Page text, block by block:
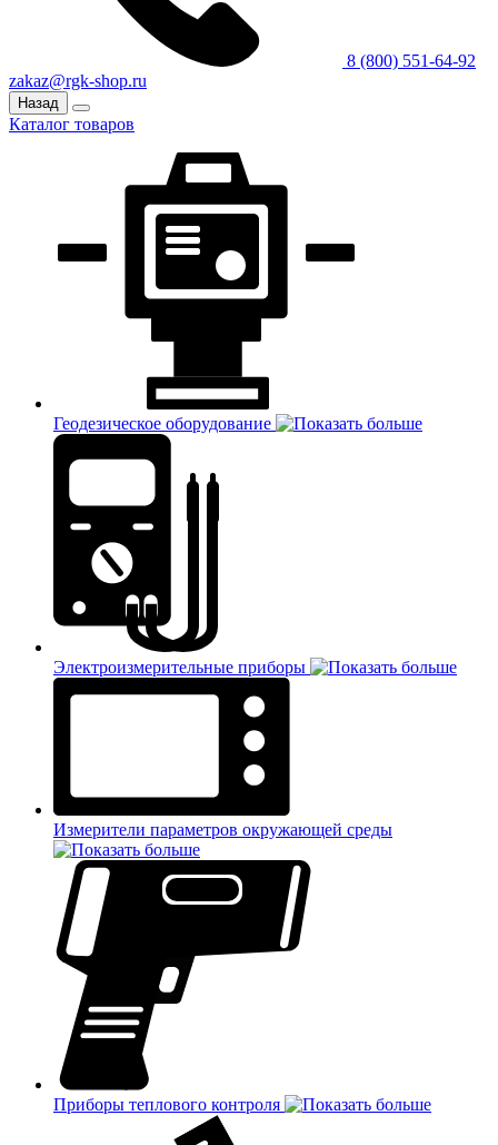
8 (800) 551-64-92
zakaz@rgk-shop.ru
Назад
Каталог товаров
Геодезическое оборудование
Электроизмерительные приборы
Измерители параметров окружающей среды
Приборы теплового контроля